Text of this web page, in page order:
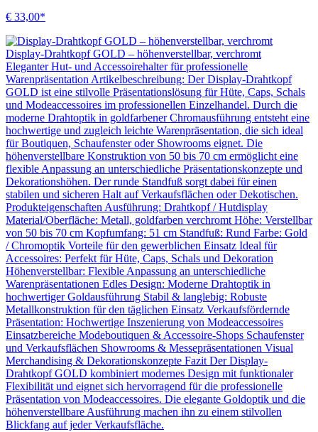
€ 33,00*
Display-Drahtkopf GOLD – höhenverstellbar, verchromt
Eleganter Hut- und Accessoirehalter für professionelle
Warenpräsentation Artikelbeschreibung: Der Display-Drahtkopf
GOLD ist eine stilvolle Präsentationslösung für Hüte, Caps, Schals
und Modeaccessoires im professionellen Einzelhandel. Durch die
moderne Drahtoptik in goldfarbener Chromausführung entsteht eine
hochwertige und zugleich leichte Warenpräsentation, die sich ideal
für Boutiquen, Schaufenster oder Showrooms eignet. Die
höhenverstellbare Konstruktion von 50 bis 70 cm ermöglicht eine
flexible Anpassung an unterschiedliche Präsentationskonzepte und
Dekorationshöhen. Der runde Standfuß sorgt dabei für einen
stabilen und sicheren Halt auf Verkaufsflächen oder Dekotischen.
Produkteigenschaften Ausführung: Drahtkopf / Hutdisplay
Material/Oberfläche: Metall, goldfarben verchromt Höhe: Verstellbar
von 50 bis 70 cm Kopfumfang: 51 cm Standfuß: Rund Farbe: Gold
/ Chromoptik Vorteile für den gewerblichen Einsatz Ideal für
Accessoires: Perfekt für Hüte, Caps, Schals und Dekoration
Höhenverstellbar: Flexible Anpassung an unterschiedliche
Warenpräsentationen Edles Design: Moderne Drahtoptik in
hochwertiger Goldausführung Stabil & langlebig: Robuste
Metallkonstruktion für den täglichen Einsatz Verkaufsfördernde
Präsentation: Hochwertige Inszenierung von Modeaccessoires
Einsatzbereiche Modeboutiquen & Accessoire-Shops Schaufenster
und Verkaufsflächen Showrooms & Messepräsentationen Visual
Merchandising & Dekorationskonzepte Fazit Der Display-
Drahtkopf GOLD kombiniert modernes Design mit funktionaler
Flexibilität und eignet sich hervorragend für die professionelle
Präsentation von Modeaccessoires. Die elegante Goldoptik und die
höhenverstellbare Ausführung machen ihn zu einem stilvollen
Blickfang auf jeder Verkaufsfläche.